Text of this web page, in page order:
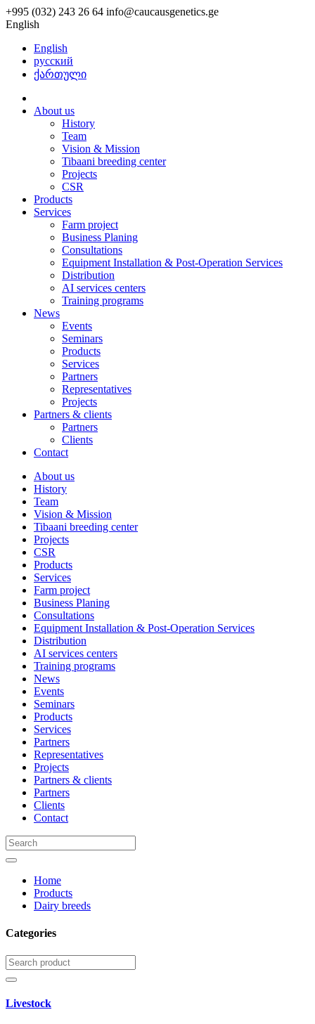
+995 (032) 243 26 64 info@caucausgenetics.ge
English
English
русский
ქართული
About us
History
Team
Vision & Mission
Tibaani breeding center
Projects
CSR
Products
Services
Farm project
Business Planing
Consultations
Equipment Installation & Post-Operation Services
Distribution
AI services centers
Training programs
News
Events
Seminars
Products
Services
Partners
Representatives
Projects
Partners & clients
Partners
Clients
Contact
About us
History
Team
Vision & Mission
Tibaani breeding center
Projects
CSR
Products
Services
Farm project
Business Planing
Consultations
Equipment Installation & Post-Operation Services
Distribution
AI services centers
Training programs
News
Events
Seminars
Products
Services
Partners
Representatives
Projects
Partners & clients
Partners
Clients
Contact
Home
Products
Dairy breeds
Categories
Livestock